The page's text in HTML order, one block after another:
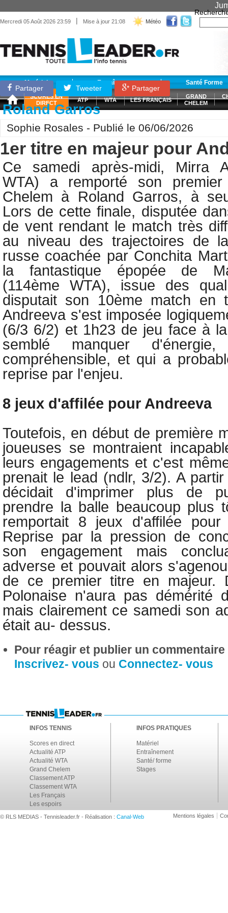
Mercredi 05 Août 2026 23:59 | Mise à jour 21:08 Météo
Matériel Entraînement Santé Forme
SCORES EN
DIRECT
ATP WTA LES FRANÇAIS
GRAND
CHELEM
Partager Tweeter Partager
Roland Garros
Sophie Rosales - Publié le 06/06/2026
1er titre en majeur pour
Ce samedi après-midi, Mirra
WTA) a remporté son
Chelem à Roland Garros, à
Lors de cette finale, disputée
de vent rendant le match très
au niveau des trajectoires de
russe coachée par Conchita
la fantastique épopée de
(114ème WTA), issue des
disputait son 10ème match en
Andreeva s'est imposée
(6/3 6/2) et 1h23 de jeu face à
semblé manquer
compréhensible, et qui a
reprise par l'enjeu.
8 jeux d'affilée pour Andreeva
Toutefois, en début de première
joueuses se montraient
leurs engagements et c'est
prenait le lead (ndlr, 3/2). A
décidait d'imprimer plus de
prendre la balle beaucoup plus
remportait 8 jeux d'affilée
Reprise par la pression de
son engagement mais
adverse et pouvait alors
de ce premier titre en majeur.
Polonaise n'aura pas démérité
mais clairement ce samedi son
était au- dessus.
Pour réagir et publier un
Inscrivez- vous ou Connectez- vous
INFOS TENNIS
Scores en direct
Actualité ATP
Actualité WTA
Grand Chelem
Classement ATP
Classement WTA
Les Français
Les espoirs
INFOS PRATIQUES
Matériel
Entraînement
Santé/ forme
Stages
© RLS MEDIAS - Tennisleader.fr - Réalisation : Canal-Web Mentions légales